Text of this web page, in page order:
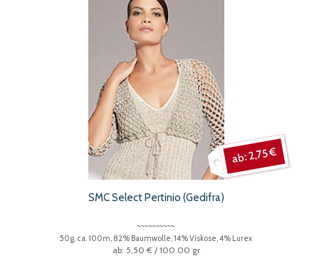
2,75 €
SMC Select Pertinio (Gedifra)
50g, ca. 100m, 82% Baumwolle, 14% Viskose, 4% Lurex
5,50 € / 100.00 gr